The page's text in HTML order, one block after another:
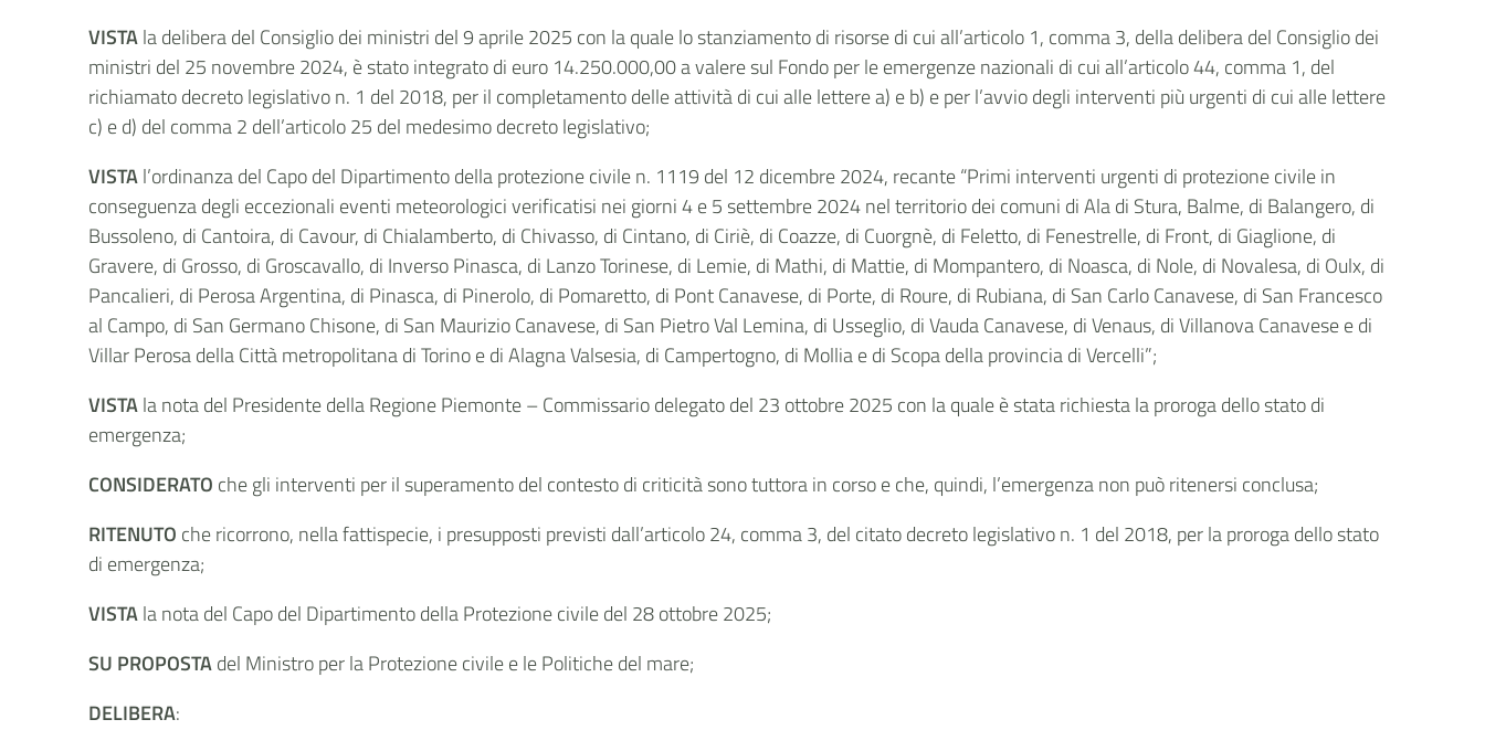
VISTAla delibera del Consiglio dei ministri del 9 aprile 2025 con la quale lo stanziamento di risorse di cui all’articolo 1, comma 3, della delibera del Consiglio dei
ministri del 25 novembre 2024, è stato integrato di euro 14.250.000,00 a valere sul Fondo per le emergenze nazionali di cui all’articolo 44, comma 1, del
richiamato decreto legislativo n. 1 del 2018, per il completamento delle attività di cui alle lettere a) e b) e per l’avvio degli interventi più urgenti di cui alle lettere
c) e d) del comma 2 dell’articolo 25 del medesimo decreto legislativo;
VISTAl’ordinanza del Capo del Dipartimento della protezione civile n. 1119 del 12 dicembre 2024, recante “Primi interventi urgenti di protezione civile in
conseguenza degli eccezionali eventi meteorologici verificatisi nei giorni 4 e 5 settembre 2024 nel territorio dei comuni di Ala di Stura, Balme, di Balangero, di
Bussoleno, di Cantoira, di Cavour, di Chialamberto, di Chivasso, di Cintano, di Ciriè, di Coazze, di Cuorgnè, di Feletto, di Fenestrelle, di Front, di Giaglione, di
Gravere, di Grosso, di Groscavallo, di Inverso Pinasca, di Lanzo Torinese, di Lemie, di Mathi, di Mattie, di Mompantero, di Noasca, di Nole, di Novalesa, di Oulx, di
Pancalieri, di Perosa Argentina, di Pinasca, di Pinerolo, di Pomaretto, di Pont Canavese, di Porte, di Roure, di Rubiana, di San Carlo Canavese, di San Francesco
al Campo, di San Germano Chisone, di San Maurizio Canavese, di San Pietro Val Lemina, di Usseglio, di Vauda Canavese, di Venaus, di Villanova Canavese e di
Villar Perosa della Città metropolitana di Torino e di Alagna Valsesia, di Campertogno, di Mollia e di Scopa della provincia di Vercelli”;
VISTAla nota del Presidente della Regione Piemonte – Commissario delegato del 23 ottobre 2025 con la quale è stata richiesta la proroga dello stato di
emergenza;
CONSIDERATO che gli interventi per il superamento del contesto di criticità sono tuttora in corso e che, quindi, l’emergenza non può ritenersi conclusa;
RITENUTO che ricorrono, nella fattispecie, i presupposti previsti dall’articolo 24, comma 3, del citato decreto legislativo n. 1 del 2018, per la proroga dello stato
di emergenza;
VISTAla nota del Capo del Dipartimento della Protezione civile del 28 ottobre 2025;
SU PROPOSTAdel Ministro per la Protezione civile e le Politiche del mare;
DELIBERA: